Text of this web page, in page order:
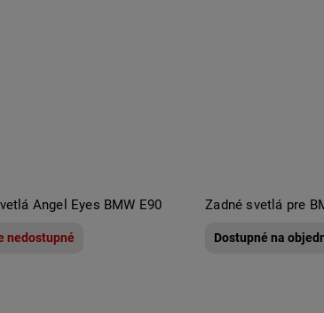
Angel Eyes BMW E90
nedostupné
Zadné svetlá pre
Dostupné na